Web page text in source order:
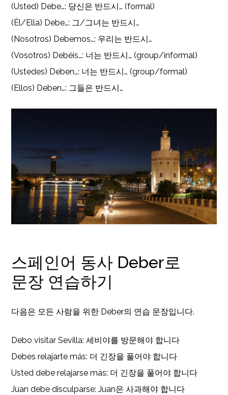
(Usted) Debe…: 당신은 반드시… (formal)
(Él/Ella) Debe…: 그/그녀는 반드시…
(Nosotros) Debemos…: 우리는 반드시…
(Vosotros) Debéis…: 너는 반드시… (group/informal)
(Ustedes) Deben…: 너는 반드시… (group/formal)
(Ellos) Deben…: 그들은 반드시…
스페인어 동사 Deber로
문장 연습하기
다음은 모든 사람을 위한 Deber의 연습 문장입니다.
Debo visitar Sevilla: 세비야를 방문해야 합니다
Debes relajarte más: 더 긴장을 풀어야 합니다
Usted debe relajarse más: 더 긴장을 풀어야 합니다
Juan debe disculparse: Juan은 사과해야 합니다